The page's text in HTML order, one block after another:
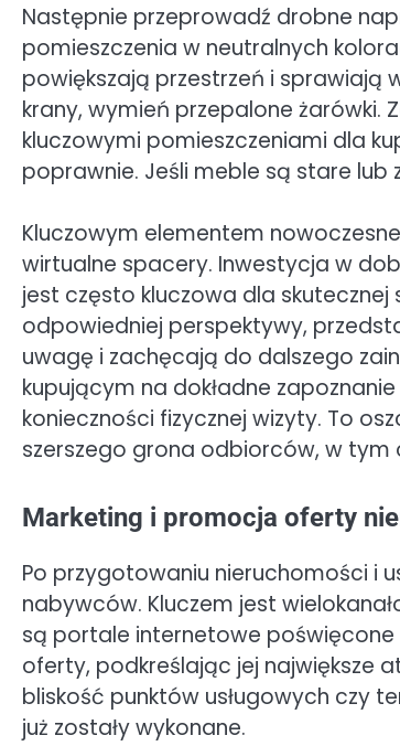
Następnie przeprowadź drobne
pomieszczenia w neutralnych
powiększają przestrzeń i sprawiają
krany, wymień przepalone żarówki.
kluczowymi pomieszczeniami dla
poprawnie. Jeśli meble są stare lub
Kluczowym elementem
wirtualne spacery. Inwestycja w
jest często kluczowa dla
odpowiedniej perspektywy,
uwagę i zachęcają do dalszego
kupującym na dokładne
konieczności fizycznej wizyty. To
szerszego grona odbiorców, w tym
Marketing i promocja oferty
Po przygotowaniu nieruchomości i
nabywców. Kluczem jest
są portale internetowe poświęcone
oferty, podkreślając jej największe
bliskość punktów usługowych czy
już zostały wykonane.